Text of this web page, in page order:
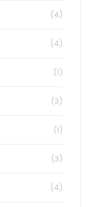
(4)
(4)
(1)
(3)
(1)
(3)
(4)